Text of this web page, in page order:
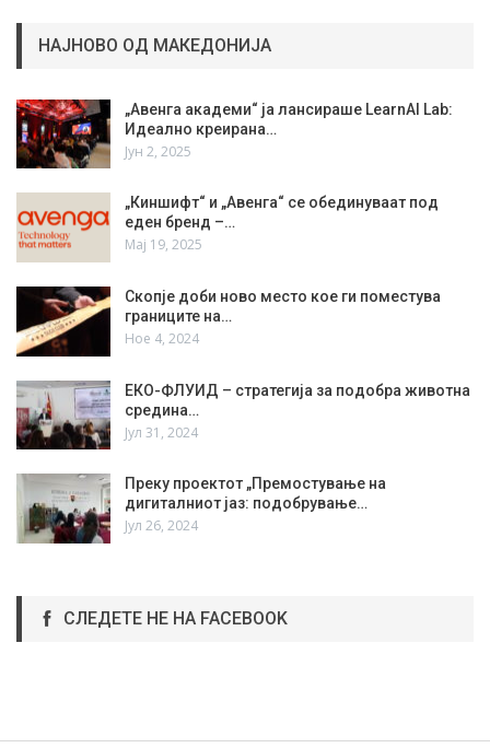
НАЈНОВО ОД МАКЕДОНИЈА
„Авенга академи“ ја лансираше LearnAI Lab:
Идеално креирана…
Јун 2, 2025
„Киншифт“ и „Авенга“ се обединуваат под
еден бренд –…
Мај 19, 2025
Скопје доби ново место кое ги поместува
границите на…
Ное 4, 2024
ЕКО-ФЛУИД – стратегија за подобра животна
средина…
Јул 31, 2024
Преку проектот „Премостување на
дигиталниот јаз: подобрување…
Јул 26, 2024
СЛЕДЕТЕ НЕ НА FACEBOOK